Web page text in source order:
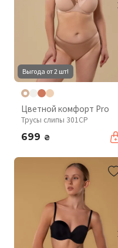
Выгода от 2 шт!
Цветной комфорт Pro
Трусы слипы 301CP
699 ₴